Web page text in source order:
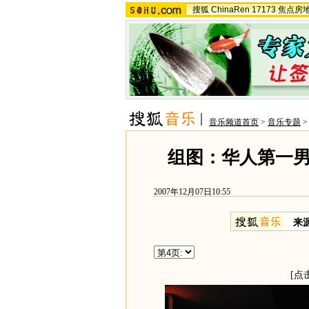
搜狐 ChinaRen 17173 焦点房
音乐频道首页 > 音乐专题 >
组图：华人第一
2007年12月07日10:55
来
[点